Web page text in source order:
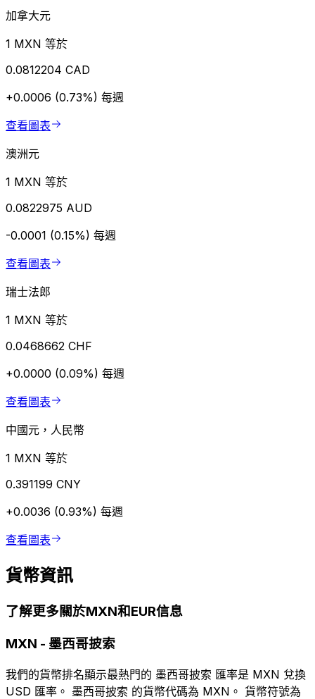
加拿大元
1 MXN 等於
0.0812204 CAD
+0.0006 (0.73%) 每週
查看圖表
澳洲元
1 MXN 等於
0.0822975 AUD
-0.0001 (0.15%) 每週
查看圖表
瑞士法郎
1 MXN 等於
0.0468662 CHF
+0.0000 (0.09%) 每週
查看圖表
中國元，人民幣
1 MXN 等於
0.391199 CNY
+0.0036 (0.93%) 每週
查看圖表
貨幣資訊
了解更多關於MXN和EUR信息
MXN - 墨西哥披索
我們的貨幣排名顯示最熱門的 墨西哥披索 匯率是 MXN 兌換
USD 匯率。 墨西哥披索 的貨幣代碼為 MXN。 貨幣符號為